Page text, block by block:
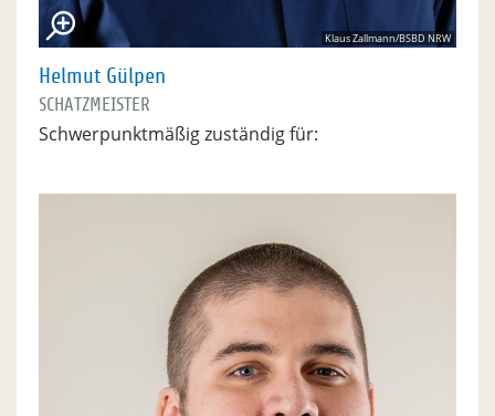
Klaus Zallmann/BSBD NRW
Helmut Gülpen
SCHATZMEISTER
Schwerpunktmäßig zuständig für: